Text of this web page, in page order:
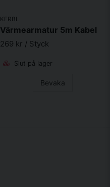
KERBL
Värmearmatur 5m Kabel
269 kr / Styck
Slut på lager
Bevaka